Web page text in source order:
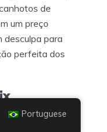
de
um preço
desculpa para
perfeita dos
Portuguese